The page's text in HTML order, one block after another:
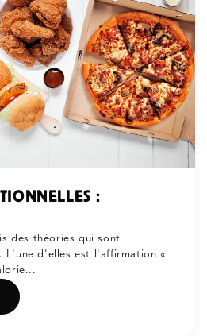
:
des théories qui sont
L'une d'elles est l'affirmation «